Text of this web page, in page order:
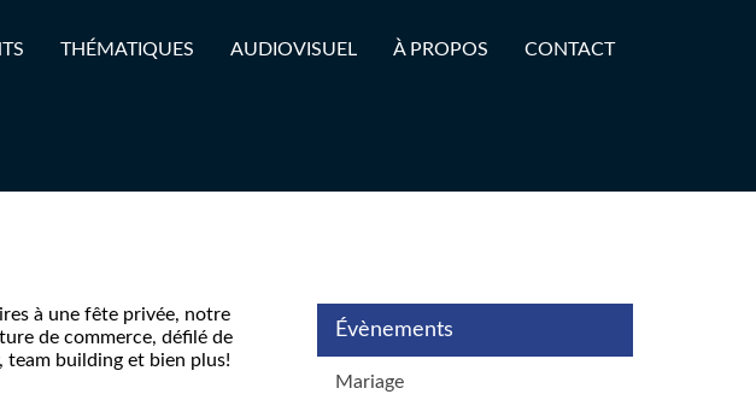
THÉMATIQUES AUDIOVISUEL À PROPOS CONTACT
à une fête privée, notre
de commerce, défilé de
team building et bien plus!
Évènements
Mariage